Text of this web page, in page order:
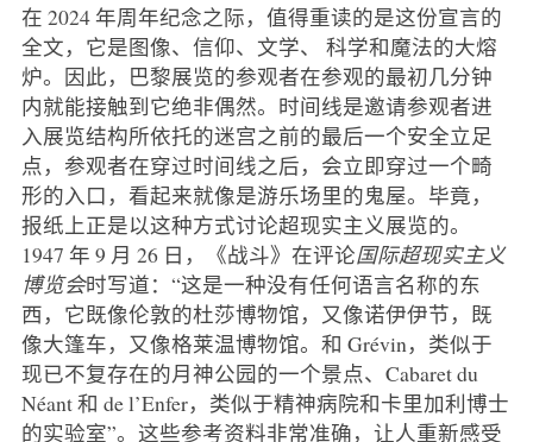
在 2024 年周年纪念之际，值得重读的是这份宣言的
全文，它是图像、信仰、文学、 科学和魔法的大熔
炉。因此，巴黎展览的参观者在参观的最初几分钟
内就能接触到它绝非偶然。时间线是邀请参观者进
入展览结构所依托的迷宫之前的最后一个安全立足
点，参观者在穿过时间线之后，会立即穿过一个畸
形的入口，看起来就像是游乐场里的鬼屋。毕竟，
报纸上正是以这种方式讨论超现实主义展览的。
1947 年 9 月 26 日，《战斗》在评论国际超现实主义
博览会时写道：“这是一种没有任何语言名称的东
西，它既像伦敦的杜莎博物馆，又像诺伊伊节，既
像大篷车，又像格莱温博物馆。和 Grévin，类似于
现已不复存在的月神公园的一个景点、Cabaret du
Néant 和 de l’Enfer，类似于精神病院和卡里加利博士
的实验室”。这些参考资料非常准确，让人重新感受